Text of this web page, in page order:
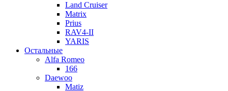
Land Cruiser
Matrix
Prius
RAV4-II
YARIS
Остальные
Alfa Romeo
166
Daewoo
Matiz